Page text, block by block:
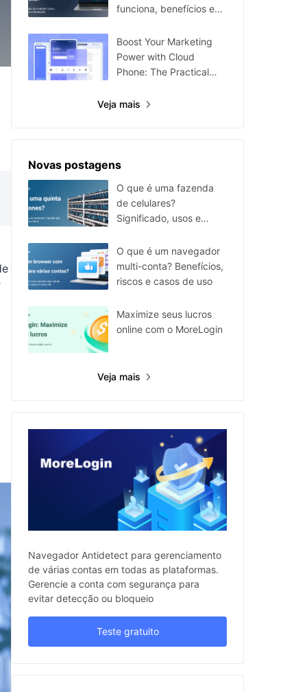
funciona, benefícios e
Boost Your Marketing
Power with Cloud
Phone: The Practical
Management Tool
Veja mais
Novas postagens
O que é uma fazenda
de celulares?
Significado, usos e
O que é um navegador
multi-conta? Benefícios,
riscos e casos de uso
Maximize seus lucros
online com o MoreLogin
Veja mais
Navegador Antidetect para gerenciamento
de várias contas em todas as plataformas.
Gerencie a conta com segurança para
evitar detecção ou bloqueio
Teste gratuito